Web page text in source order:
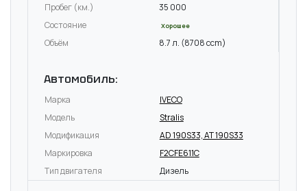
Пробег (км.)
35 000
Состояние
Хорошее
Объём 8.7 л. (8708 ccm)
Автомобиль:
Марка
IVECO
Модель
Stralis
Модификация
AD 190S33, AT 190S33
Маркировка
F2CFE611C
Тип двигателя
Дизель